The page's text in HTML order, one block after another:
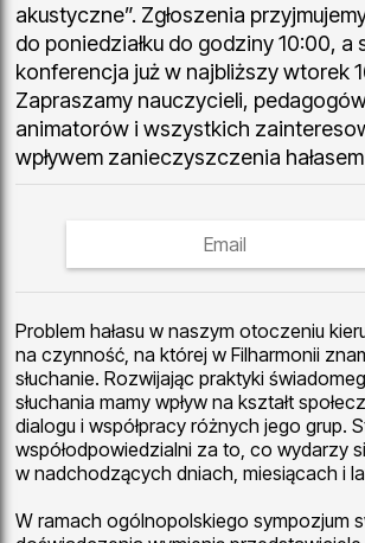
akustyczne”. Zgłoszenia
do poniedziałku do godziny 10:00, a
konferencja już w najbliższy wtorek
Zapraszamy nauczycieli,
animatorów i wszystkich
wpływem zanieczyszczenia
Problem hałasu w naszym otoczeniu
na czynność, na której w Filharmonii
słuchanie. Rozwijając praktyki
słuchania mamy wpływ na kształt
dialogu i współpracy różnych jego grup.
współodpowiedzialni za to, co wydarzy
w nadchodzących dniach, miesiącach i
W ramach ogólnopolskiego sympozjum